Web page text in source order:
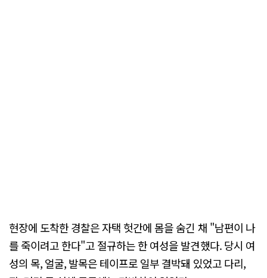
현장에 도착한 경찰은 자택 헛간에 몸을 숨긴 채 "남편이 나
를 죽이려고 한다"고 절규하는 한 여성을 발견했다. 당시 여
성의 목, 얼굴, 발목은 테이프로 일부 결박돼 있었고 다리,